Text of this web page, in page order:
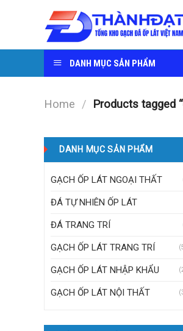
DANH MỤC SẢN PHẨM
Home / Products tagged
DANH MỤC SẢN PHẨM
GẠCH ỐP LÁT NGOẠI THẤT
ĐÁ TỰ NHIÊN ỐP LÁT
ĐÁ TRANG TRÍ
GẠCH ỐP LÁT TRANG TRÍ
GẠCH ỐP LÁT NHẬP KHẨU
GẠCH ỐP LÁT NỘI THẤT